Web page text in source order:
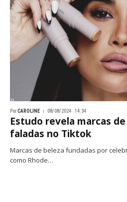
PorCAROLINE 08/08/2024 · 14:34
Estudo revela marcas
faladas no Tiktok
Marcas de beleza fundadas por
como Rhode…